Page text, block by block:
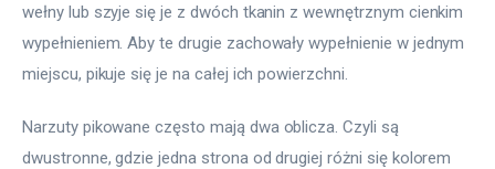
wełny lub szyje się je z dwóch tkanin z wewnętrznym cienkim
wypełnieniem. Aby te drugie zachowały wypełnienie w jednym
miejscu, pikuje się je na całej ich powierzchni.
Narzuty pikowane często mają dwa oblicza. Czyli są
dwustronne, gdzie jedna strona od drugiej różni się kolorem